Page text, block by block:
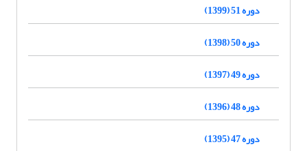
دوره 51 (1399)
دوره 50 (1398)
دوره 49 (1397)
دوره 48 (1396)
دوره 47 (1395)